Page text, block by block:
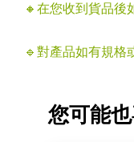
🔸在您收到貨品後
🔹對產品如有規格
您可能